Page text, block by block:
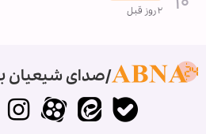
۲ روز قبل
صدای شیعیان